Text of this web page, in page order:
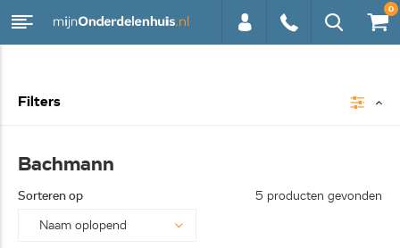
0
Filters
Bachmann
Sorteren op 5 producten gevonden